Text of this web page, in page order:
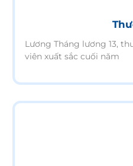
Lương Tháng lương 13,
viên xuất sắc cuối năm